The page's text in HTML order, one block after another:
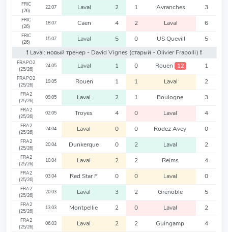
FRIC
(26)
22.07 Laval 2 1 Avranches 3
FRIC
(26)
18.07 Caen 4 2 Laval 6
FRIC
(26)
15.07 Laval 5 0 US Quevill
5
❗️ Laval: новый тренер - David Vignes (старый - Olivier Frapolli) ❗️
FRAPO2
(25/26)
24.05 Laval 1 0 Rouen 12 1
FRAPO2
(25/26)
19.05 Rouen 1 1 Laval 2
FRA2
(25/26)
09.05 Laval 2 1 Boulogne 3
FRA2
(25/26)
02.05 Troyes 4 0 Laval 4
FRA2
(25/26)
24.04 Laval 0 0 Rodez Avey 0
FRA2
(25/26)
20.04 Dunkerque 0 2 Laval 2
FRA2
(25/26)
10.04 Laval 2 2 Reims 4
FRA2
(25/26)
03.04 Red Star F 0 0 Laval 0
FRA2
(25/26)
20.03 Laval 3 2 Grenoble 5
FRA2
(25/26)
13.03 Montpellie 2 0 Laval 2
FRA2
(25/26)
06.03 Laval 2 2 Guingamp 4